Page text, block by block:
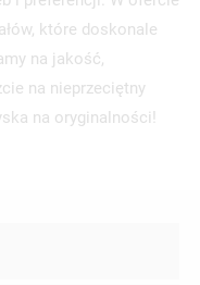
które doskonale
na jakość,
na nieprzeciętny
na oryginalności!